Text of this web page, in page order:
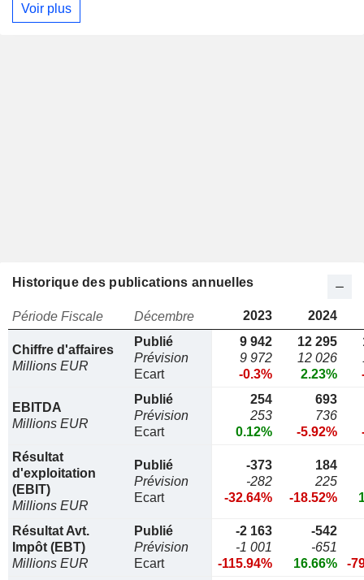
Voir plus
Historique des publications annuelles
Période Fiscale Décembre 2023 2024
Chiffre d'affaires
Millions EUR
Publié
Prévision
Ecart
9 942
9 972
-0.3%
12 295
12 026
2.23%
EBITDA
Millions EUR
Publié
Prévision
Ecart
254
253
0.12%
693
736
-5.92%
Résultat
d'exploitation
(EBIT)
Millions EUR
Publié
Prévision
Ecart
-373
-282
-32.64%
184
225
-18.52%
Résultat Avt.
Impôt (EBT)
Millions EUR
Publié
Prévision
Ecart
-2 163
-1 001
-115.94%
-542
-651
16.66%
-